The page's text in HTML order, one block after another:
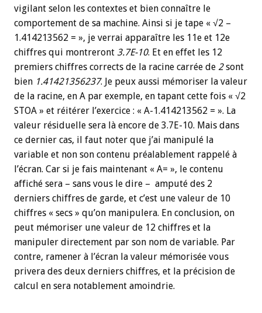
vigilant selon les contextes et bien connaître le
comportement de sa machine. Ainsi si je tape « √2 –
1.414213562 = », je verrai apparaître les 11e et 12e
chiffres qui montreront 3.7E-10. Et en effet les 12
premiers chiffres corrects de la racine carrée de 2sont
bien 1.41421356237. Je peux aussi mémoriser la valeur
de la racine, en A par exemple, en tapant cette fois « √2
STOA » et réitérer l’exercice : « A-1.414213562 = ». La
valeur résiduelle sera là encore de 3.7E-10. Mais dans
ce dernier cas, il faut noter que j’ai manipulé la
variable et non son contenu préalablement rappelé à
l’écran. Car si je fais maintenant « A= », le contenu
affiché sera – sans vous le dire – amputé des 2
derniers chiffres de garde, et c’est une valeur de 10
chiffres « secs » qu’on manipulera. En conclusion, on
peut mémoriser une valeur de 12 chiffres et la
manipuler directement par son nom de variable. Par
contre, ramener à l’écran la valeur mémorisée vous
privera des deux derniers chiffres, et la précision de
calcul en sera notablement amoindrie.